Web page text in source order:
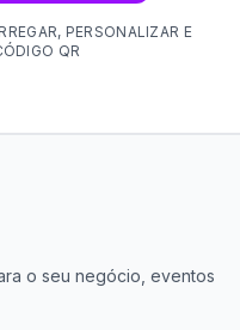
PERSONALIZAR E
QR
o seu negócio, eventos